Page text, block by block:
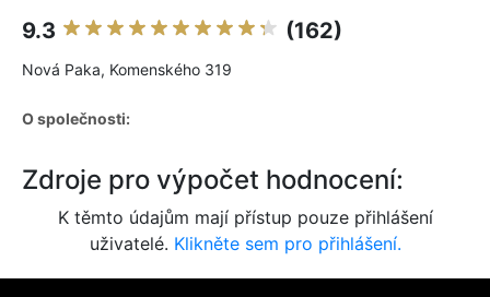
9.3 (162)
Nová Paka, Komenského 319
O společnosti:
Zdroje pro výpočet hodnocení:
K těmto údajům mají přístup pouze přihlášení
uživatelé. Klikněte sem pro přihlášení.